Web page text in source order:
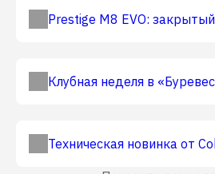
Prestige M8 EVO:
Клубная неделя в
Техническая новинка от